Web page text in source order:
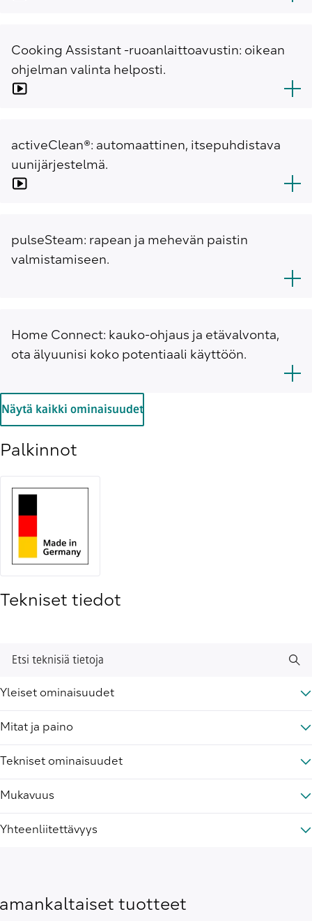
Cooking Assistant -ruoanlaittoavustin: oikean
ohjelman valinta helposti.
activeClean®: automaattinen, itsepuhdistava
uunijärjestelmä.
pulseSteam: rapean ja mehevän paistin
valmistamiseen.
Home Connect: kauko-ohjaus ja etävalvonta,
ota älyuunisi koko potentiaali käyttöön.
Näytä kaikki ominaisuudet
Palkinnot
Tekniset tiedot
Etsi teknisiä tietoja
Yleiset ominaisuudet
Mitat ja paino
Tekniset ominaisuudet
Mukavuus
Yhteenliitettävyys
tuotteet